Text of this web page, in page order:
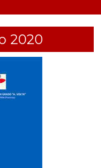
2020